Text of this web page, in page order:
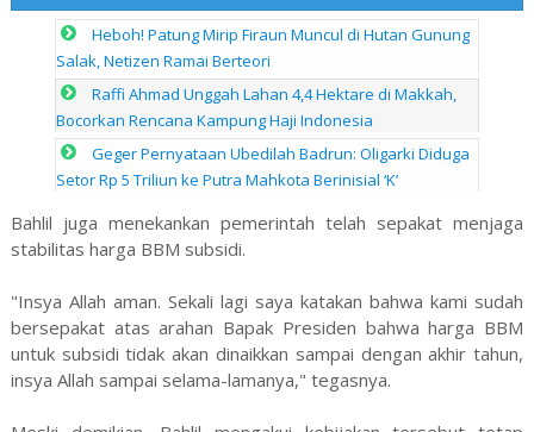
Heboh! Patung Mirip Firaun Muncul di Hutan Gunung
Salak, Netizen Ramai Berteori
Raffi Ahmad Unggah Lahan 4,4 Hektare di Makkah,
Bocorkan Rencana Kampung Haji Indonesia
Geger Pernyataan Ubedilah Badrun: Oligarki Diduga
Setor Rp 5 Triliun ke Putra Mahkota Berinisial ‘K’
Bahlil juga menekankan pemerintah telah sepakat menjaga
stabilitas harga BBM subsidi.
"Insya Allah aman. Sekali lagi saya katakan bahwa kami sudah
bersepakat atas arahan Bapak Presiden bahwa harga BBM
untuk subsidi tidak akan dinaikkan sampai dengan akhir tahun,
insya Allah sampai selama-lamanya," tegasnya.